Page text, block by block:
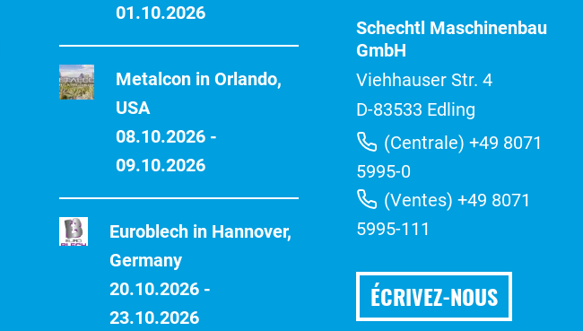
01.10.2026
Metalcon in Orlando,
USA
08.10.2026 -
09.10.2026
Euroblech in Hannover,
Germany
20.10.2026 -
23.10.2026
Schechtl Maschinenbau
GmbH
Viehhauser Str. 4
D-83533 Edling
(Centrale) +49 8071
5995-0
(Ventes) +49 8071
5995-111
ÉCRIVEZ-NOUS